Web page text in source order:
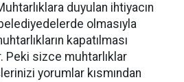
duyulan ihtiyacın
olmasıyla
kapatılması
Peki sizce muhtarlıklar
yorumlar kısmından